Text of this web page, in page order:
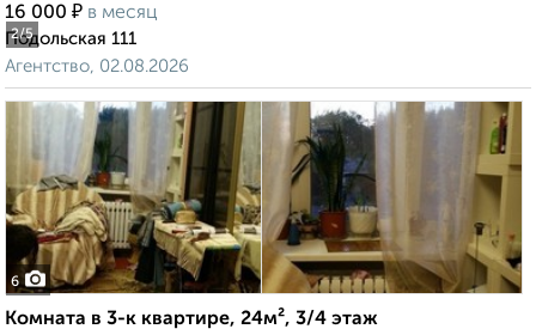
2/5
16 000 ₽ в месяц
Подольская 111
Агентство, 02.08.2026
6
Комната в 3-к квартире, 24м², 3/4 этаж